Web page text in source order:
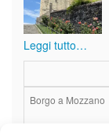
Leggi tutto…
Borgo a Mozzano